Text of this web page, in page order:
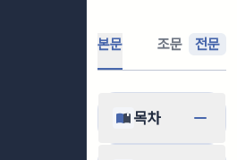
본문 조문 전문
목차